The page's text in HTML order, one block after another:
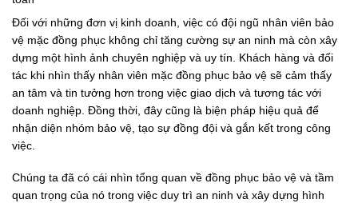
Đối với những đơn vị kinh doanh, việc có đội ngũ nhân viên bảo
vệ mặc đồng phục không chỉ tăng cường sự an ninh mà còn xây
dựng một hình ảnh chuyên nghiệp và uy tín. Khách hàng và đối
tác khi nhìn thấy nhân viên mặc đồng phục bảo vệ sẽ cảm thấy
an tâm và tin tưởng hơn trong việc giao dịch và tương tác với
doanh nghiệp. Đồng thời, đây cũng là biện pháp hiệu quả để
nhận diện nhóm bảo vệ, tạo sự đồng đội và gắn kết trong công
việc.
Chúng ta đã có cái nhìn tổng quan về đồng phục bảo vệ và tầm
quan trọng của nó trong việc duy trì an ninh và xây dựng hình